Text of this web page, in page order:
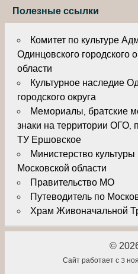
Полезные ссылки
Комитет по культуре
Одинцовского городского
области
Культурное наследие
городского округа
Мемориалы, братские
знаки на территории ОГО,
ТУ Ершовское
Министерство культуры
Московской области
Правительство МО
Путеводитель по
Храм Живоначальной
©
Сайт работает с 3